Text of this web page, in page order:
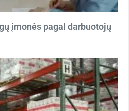
įmonės pagal darbuotojų